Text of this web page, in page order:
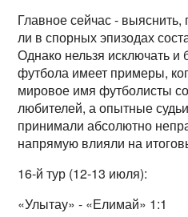
Главное сейчас -
ли в спорных эпизодах
Однако нельзя исключать
футбола имеет примеры,
мировое имя футболисты
любителей, а опытные
принимали абсолютно
напрямую влияли на
16-й тур (12-13 июля):
«Улытау» - «Елимай» 1:1